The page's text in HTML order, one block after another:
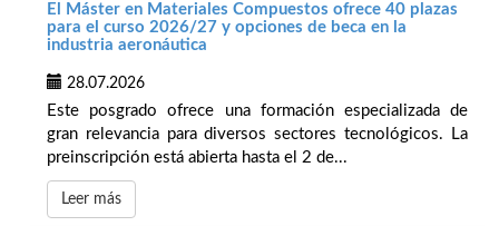
El Máster en Materiales Compuestos ofrece 40 plazas
para el curso 2026/27 y opciones de beca en la
industria aeronáutica
28.07.2026
Este posgrado ofrece una formación especializada de
gran relevancia para diversos sectores tecnológicos. La
preinscripción está abierta hasta el 2 de...
Leer más